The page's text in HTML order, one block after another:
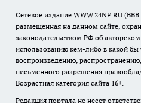
Сетевое издание WWW.24NF.RU
размещенная на данном сайте,
законодательством РФ об
использованию кем-либо в какой
воспроизведению,
письменного разрешения
Возрастная категория сайта 16+.
Редакция портала не несет